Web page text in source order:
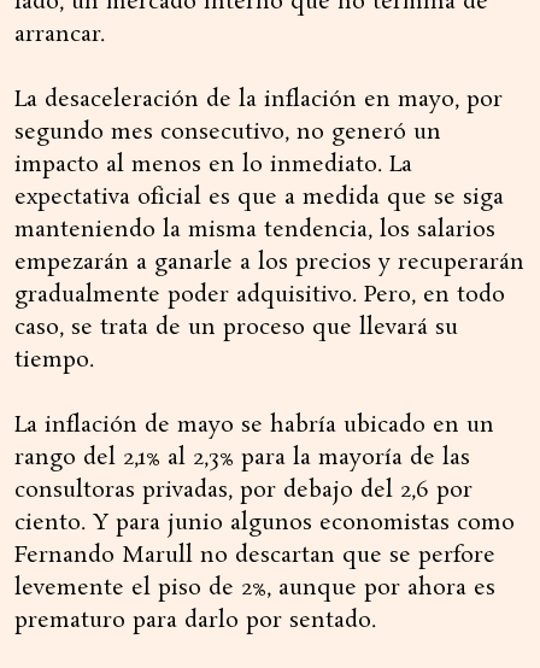
arrancar.
La desaceleración de la inflación en mayo, por
segundo mes consecutivo, no generó un
impacto al menos en lo inmediato. La
expectativa oficial es que a medida que se siga
manteniendo la misma tendencia, los salarios
empezarán a ganarle a los precios y recuperarán
gradualmente poder adquisitivo. Pero, en todo
caso, se trata de un proceso que llevará su
tiempo.
La inflación de mayo se habría ubicado en un
rango del 2,1% al 2,3% para la mayoría de las
consultoras privadas, por debajo del 2,6 por
ciento. Y para junio algunos economistas como
Fernando Marull no descartan que se perfore
levemente el piso de 2%, aunque por ahora es
prematuro para darlo por sentado.